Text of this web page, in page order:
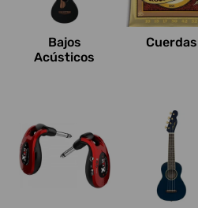
Bajos
Acústicos
Cuerdas